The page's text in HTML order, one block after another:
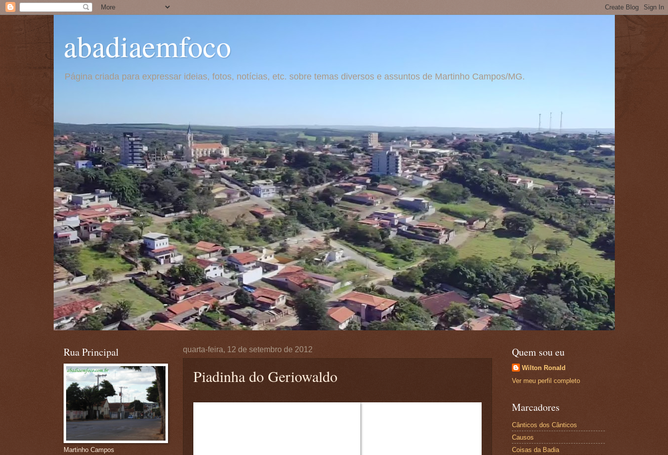
abadiaemfoco
Página criada para expressar ideias, fotos, notícias, etc. sobre temas diversos e assuntos de Martinho Campos/MG.
quarta-feira, 12 de setembro de 2012
Piadinha do Geriowaldo
Rua Principal
Martinho Campos
Quem sou eu
Wilton Ronald
Ver meu perfil completo
Marcadores
Cânticos dos Cânticos
Causos
Coisas da Badia